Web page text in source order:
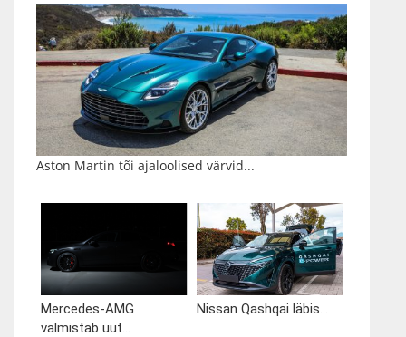
Aston Martin tõi ajaloolised värvid...
Mercedes-AMG
valmistab uut...
Nissan Qashqai läbis...